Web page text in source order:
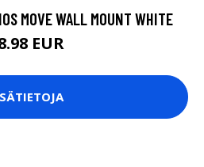
MOVE WALL MOUNT WHITE
EUR